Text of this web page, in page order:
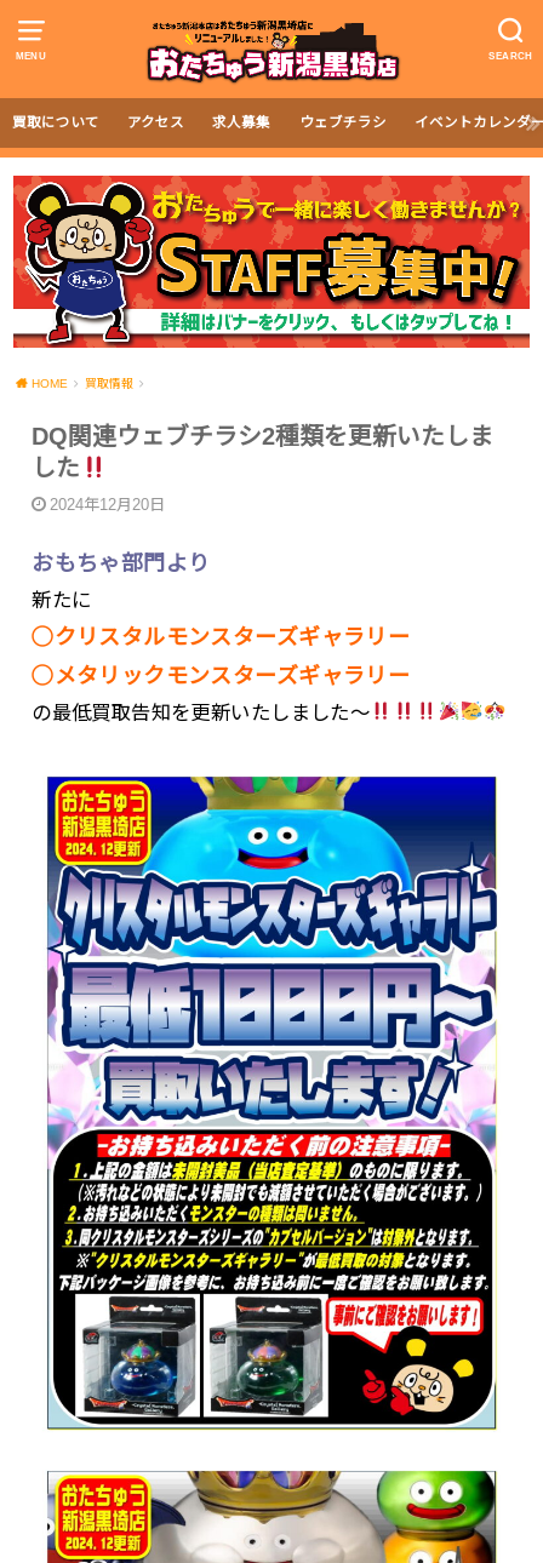
MENU SEARCH
買取について アクセス 求人募集 ウェブチラシ イベントカレンダ
HOME 買取情報
DQ関連ウェブチラシ2種類を更新いたしま
した
2024年12月20日
おもちゃ部門より
新たに
◯クリスタルモンスターズギャラリー
◯メタリックモンスターズギャラリー
の最低買取告知を更新いたしました〜